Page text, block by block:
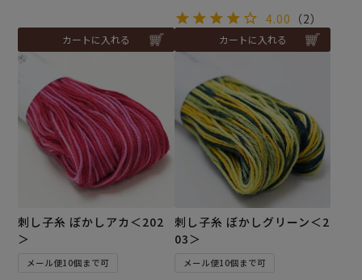
カートに入れる
4.00 （2）
カートに入れる
刺し子糸 ぼかしアカ＜202
＞
メール便10個まで可
刺し子糸 ぼかしグリーン＜2
03＞
メール便10個まで可